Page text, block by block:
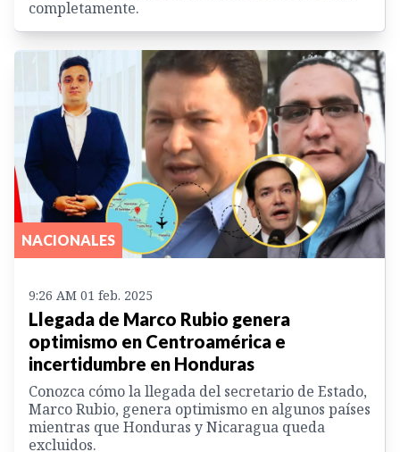
completamente.
NACIONALES
9:26 AM 01 feb. 2025
Llegada de Marco Rubio genera
optimismo en Centroamérica e
incertidumbre en Honduras
Conozca cómo la llegada del secretario de Estado,
Marco Rubio, genera optimismo en algunos países
mientras que Honduras y Nicaragua queda
excluidos.